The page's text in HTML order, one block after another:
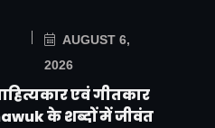
AUGUST 6,
2026
एवं गीतकार
के शब्दों में जीवंत